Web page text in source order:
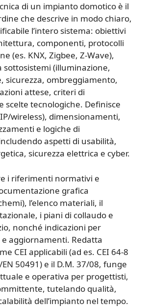
di un impianto domotico è il
che descrive in modo chiaro,
l’intero sistema: obiettivi
componenti, protocolli
(es. KNX, Zigbee, Z‑Wave),
sottosistemi (illuminazione,
sicurezza, ombreggiamento,
attese, criteri di
scelte tecnologiche. Definisce
wireless), dimensionamenti,
e logiche di
aspetti di usabilità,
sicurezza elettrica e cyber.
i riferimenti normativi e
grafica
l’elenco materiali, il
i piani di collaudo e
nonché indicazioni per
aggiornamenti. Redatta
CEI applicabili (ad es. CEI 64‑8
EN 50491) e il D.M. 37/08, funge
e operativa per progettisti,
tutelando qualità,
dell’impianto nel tempo.